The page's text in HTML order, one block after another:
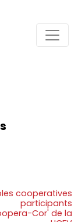
cooperatives
participants
Cor' de la